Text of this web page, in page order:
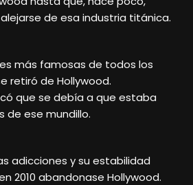
de esa industria titánica.
más famosas de todos los
retiró de Hollywood.
que se debía a que estaba
de ese mundillo.
adicciones y su estabilidad
2010 abandonase Hollywood.